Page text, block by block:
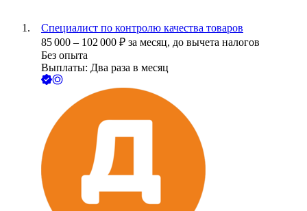
Специалист по контролю качества товаров
85 000 – 102 000 ₽ за месяц, до вычета налогов
Без опыта
Выплаты: Два раза в месяц